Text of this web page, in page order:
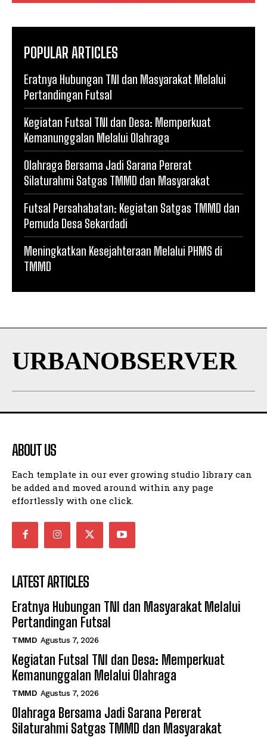
POPULAR ARTICLES
Eratnya Hubungan TNI dan Masyarakat Melalui
Pertandingan Futsal
Kegiatan Futsal TNI dan Desa: Memperkuat
Kemanunggalan Melalui Olahraga
Olahraga Bersama Jadi Sarana Pererat
Silaturahmi Satgas TMMD dan Masyarakat
Futsal Persahabatan: Kegiatan Satgas TMMD dan
Pemuda Desa Sekardadi
Meningkatkan Kesejahteraan Melalui PHMS di
TMMD
URBANOBSERVER
ABOUT US
Each template in our ever growing studio library can
be added and moved around within any page
effortlessly with one click.
LATEST ARTICLES
Eratnya Hubungan TNI dan Masyarakat Melalui
Pertandingan Futsal
TMMD Agustus 7, 2026
Kegiatan Futsal TNI dan Desa: Memperkuat
Kemanunggalan Melalui Olahraga
TMMD Agustus 7, 2026
Olahraga Bersama Jadi Sarana Pererat
Silaturahmi Satgas TMMD dan Masyarakat